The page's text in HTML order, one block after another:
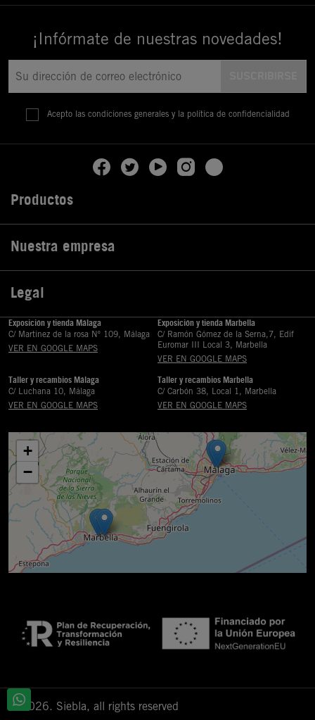
¡Infórmate de nuestras novedades!
Acepto las condiciones generales y la política de confidencialidad
Productos
Nuestra empresa
Legal
Exposición y tienda Málaga
C/ Martinez de la rosa Nº 109, Málaga
VER EN GOOGLE MAPS
Exposición y tienda Marbella
C/ Ramón Gómez de la Serna,7, Edif
Euromar III Local 3, Marbella
VER EN GOOGLE MAPS
Taller y recambios Málaga
C/ Luchana 10, Málaga
VER EN GOOGLE MAPS
Taller y recambios Marbella
C/ Carbón 38, Local 1, Marbella
VER EN GOOGLE MAPS
+
−
© 2026. Siebla, all rights reserved